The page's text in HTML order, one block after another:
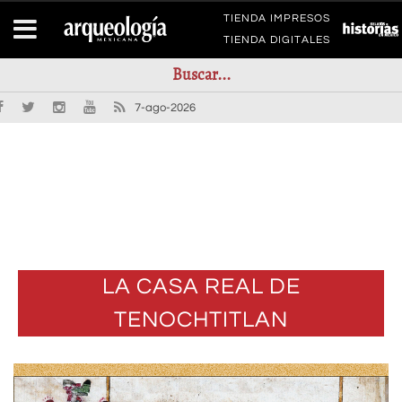
TIENDA IMPRESOS
TIENDA DIGITALES
7-ago-2026
LA CASA REAL DE
TENOCHTITLAN